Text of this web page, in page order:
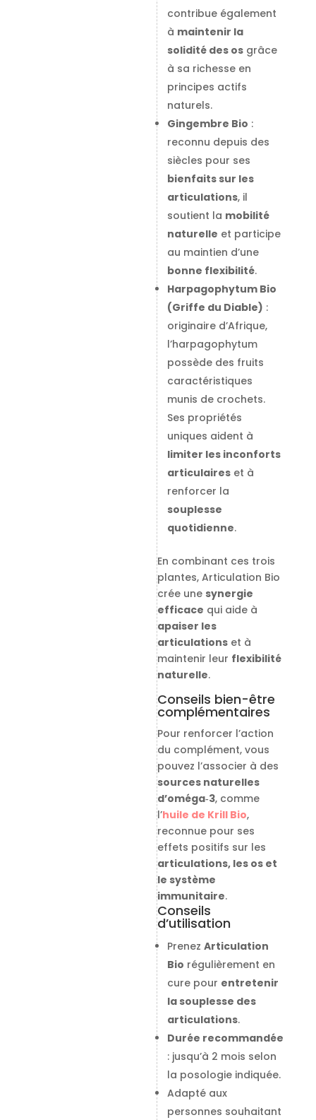
contribue également
à maintenir la
solidité des os grâce
à sa richesse en
principes actifs
naturels.
Gingembre Bio :
reconnu depuis des
siècles pour ses
bienfaits sur les
articulations, il
soutient la mobilité
naturelle et participe
au maintien d’une
bonne flexibilité.
Harpagophytum Bio
(Griffe du Diable) :
originaire d’Afrique,
l’harpagophytum
possède des fruits
caractéristiques
munis de crochets.
Ses propriétés
uniques aident à
limiter les inconforts
articulaires et à
renforcer la
souplesse
quotidienne.
En combinant ces trois
plantes, Articulation Bio
crée une synergie
efficace qui aide à
apaiser les
articulations et à
maintenir leur flexibilité
naturelle.
Conseils bien-être
complémentaires
Pour renforcer l’action
du complément, vous
pouvez l’associer à des
sources naturelles
d’oméga‑3, comme
l’huile de Krill Bio,
reconnue pour ses
effets positifs sur les
articulations, les os et
le système
immunitaire.
Conseils
d’utilisation
PrenezArticulation
Bio régulièrement en
cure pour entretenir
la souplesse des
articulations.
Durée recommandée
: jusqu’à 2 mois selon
la posologie indiquée.
Adapté aux
personnes souhaitant